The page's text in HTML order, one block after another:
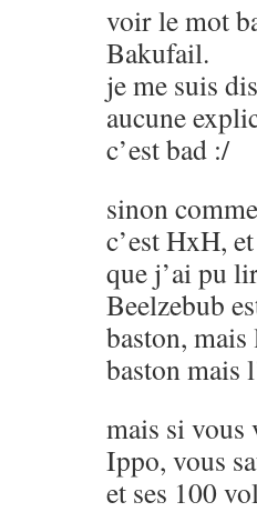
voir le mot
Bakufail.
je me suis
aucune
c’est bad :/
sinon
c’est HxH,
que j’ai pu
Beelzebub
baston,
baston mais
mais si vous
Ippo, vous
et ses 100